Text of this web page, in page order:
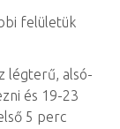
felületük
légterű, alsó-
és 19-23
5 perc